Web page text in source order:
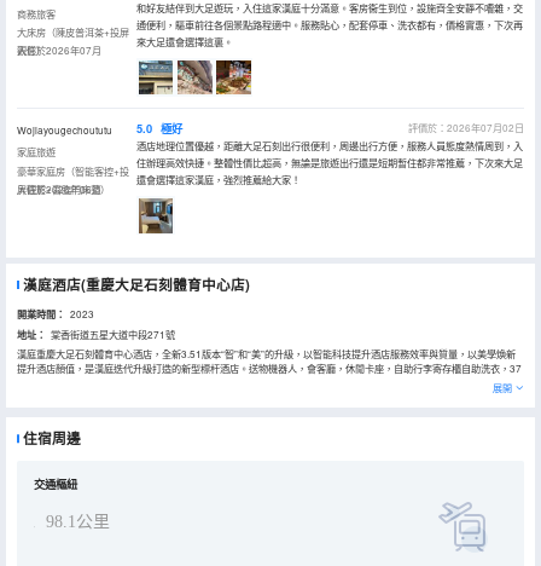
商務旅客
大床房（陳皮普洱茶+投屏
觀影）
入住於2026年07月
和好友結伴到大足遊玩，入住這家漢庭十分滿意。客房衞生到位，設施齊全安靜不嘈雜，交
通便利，驅車前往各個景點路程適中。服務貼心，配套停車、洗衣都有，價格實惠，下次再
來大足還會選擇這裏。
Wojiayougechoututu
家庭旅遊
豪華家庭房（智能客控+投
屏觀影+喜臨門床墊）
入住於2026年06月
5.0 極好
評價於：2026年07月02日
酒店地理位置優越，距離大足石刻出行很便利，周邊出行方便，服務人員態度熱情周到，入
住辦理高效快捷。整體性價比超高，無論是旅遊出行還是短期暫住都非常推薦，下次來大足
還會選擇這家漢庭，強烈推薦給大家！
漢庭酒店(重慶大足石刻體育中心店)
開業時間： 2023
地址：
棠香街道五星大道中段271號
漢庭重慶大足石刻體育中心酒店，全新3.51版本“智”和“美”的升級，以智能科技提升酒店服務效率與質量，以美學煥新
提升酒店顏值，是漢庭迭代升級打造的新型標杆酒店。送物機器人，會客廳，休閒卡座，自助行李寄存櫃自助洗衣，37
種營養早餐,滿足您辦公會客等多元化需求，一站式服務讓你的差旅之行記憶滿滿。讓人眼睛一亮，全新升級.嶄新力作，
以低飽和的舒適配色及柔美利落的線條，詮釋“實用主義”的美學理念，智能高科技設備，打造30s入住、機器人送物、
展開
住宿周邊
交通樞紐
98.1公里